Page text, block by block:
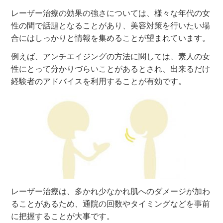
レーザー治療の効果の強さについては、様々な年代の女
性の間で話題となることがあり、美容対策を行いたい場
合にはしっかりと情報を集めることが望まれています。
例えば、アンチエイジングの方法に関しては、素人の女
性にとって分かりづらいことがあるとされ、出来るだけ
経験者のアドバイスを利用することが有効です。
レーザー治療は、多かれ少なかれ肌へのダメージが加わ
ることがあるため、通院の回数やタイミングなどを事前
に把握することが大事です。